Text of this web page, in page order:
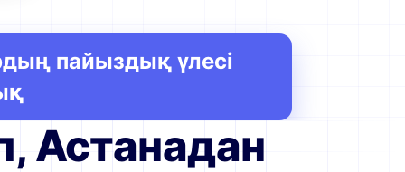
пайыздық үлесі
Астанадан